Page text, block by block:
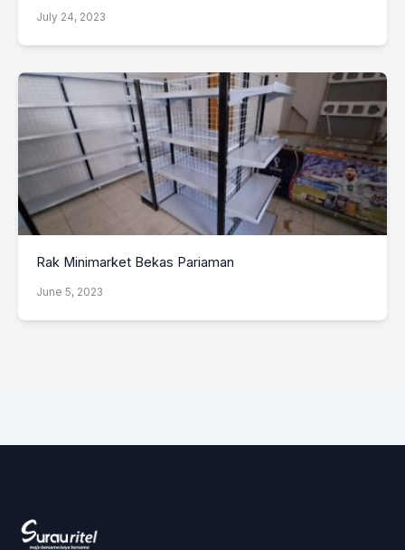
July 24, 2023
Rak Minimarket Bekas Pariaman
June 5, 2023